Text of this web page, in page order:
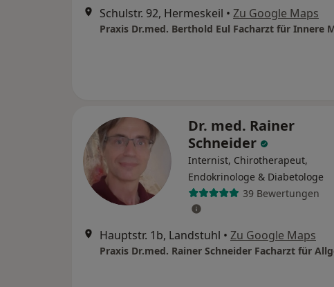
Schulstr. 92, Hermeskeil • Zu Google Maps
Dr. med. Rainer
Schneider
Internist, Chirotherapeut,
Endokrinologe & Diabetologe
39 Bewertungen
Hauptstr. 1b, Landstuhl • Zu Google Maps